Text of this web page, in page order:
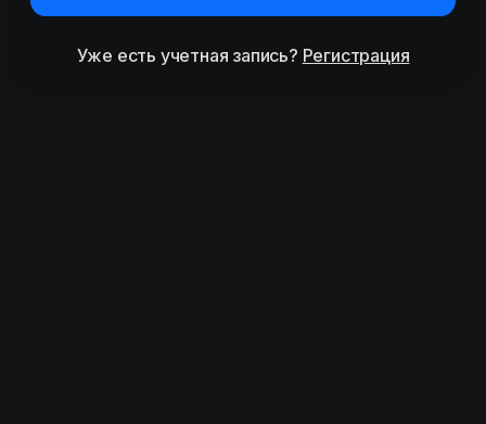
Уже есть учетная запись? Регистрация